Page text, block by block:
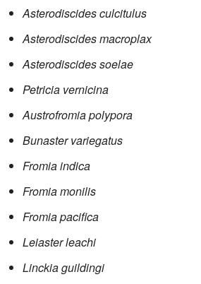
Asterodiscides culcitulus
Asterodiscides macroplax
Asterodiscides soelae
Petricia vernicina
Austrofromia polypora
Bunaster variegatus
Fromia indica
Fromia monilis
Fromia pacifica
Leiaster leachi
Linckia guildingi